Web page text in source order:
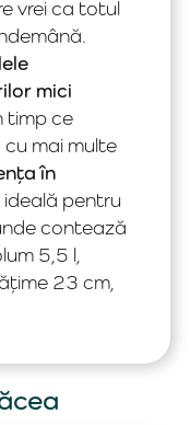
vrei ca totul
mici
timp ce
mai multe
în
ideală pentru
contează
5,5 l,
23 cm,